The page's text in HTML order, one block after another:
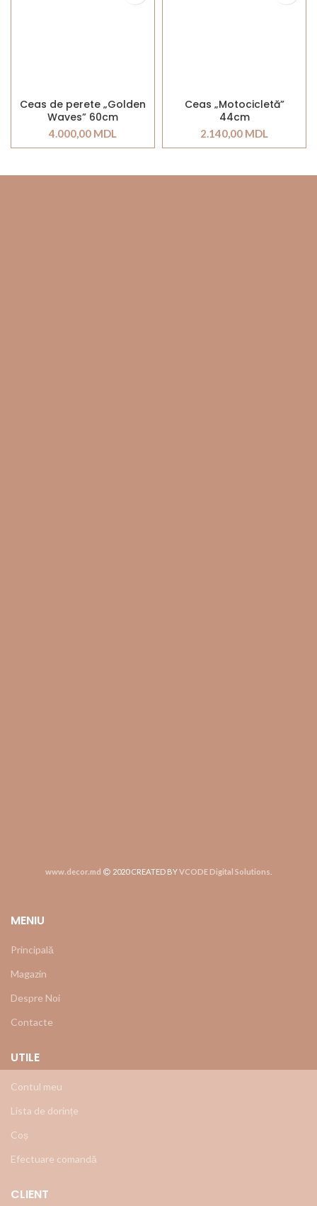
Ceas de perete „Golden
Waves” 60cm
4.000,00 MDL
Ceas „Motocicletă”
44cm
2.140,00 MDL
www.decor.md 2020 CREATED BYVCODE Digital Solutions
MENIU
Principală
Magazin
Despre Noi
Contacte
UTILE
Contul meu
Lista de dorințe
Coș
Efectuare comandă
CLIENT